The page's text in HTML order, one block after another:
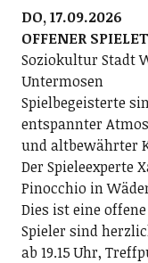
DO, 17.09.2026
OFFENER
Soziokultur Stadt
Untermosen
Spielbegeisterte
entspannter
und altbewährter
Der Spieleexperte
Pinocchio in
Dies ist eine
Spieler sind
ab 19.15 Uhr,